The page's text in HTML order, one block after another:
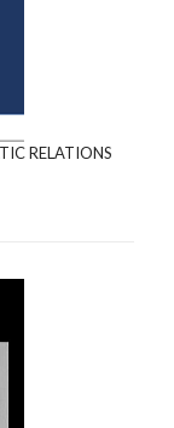
RELATIONS